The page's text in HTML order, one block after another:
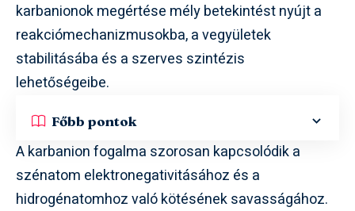
karbanionok megértése mély betekintést nyújt a
reakciómechanizmusokba, a vegyületek
stabilitásába és a szerves szintézis
lehetőségeibe.
Főbb pontok
A karbanion fogalma szorosan kapcsolódik a
szénatom elektronegativitásához és a
hidrogénatomhoz való kötésének savasságához.